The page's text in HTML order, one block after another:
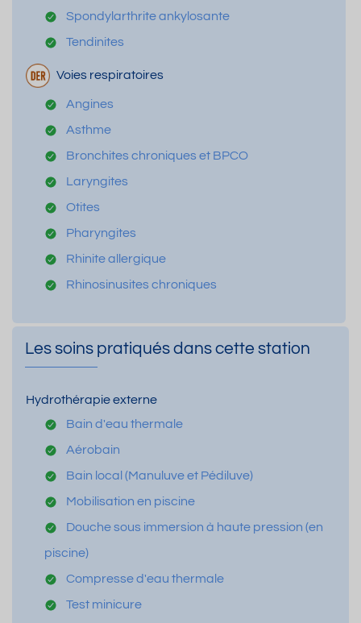
Spondylarthrite ankylosante
Tendinites
Voies respiratoires
Angines
Asthme
Bronchites chroniques et BPCO
Laryngites
Otites
Pharyngites
Rhinite allergique
Rhinosinusites chroniques
Les soins pratiqués dans cette station
Hydrothérapie externe
Bain d'eau thermale
Aérobain
Bain local (Manuluve et Pédiluve)
Mobilisation en piscine
Douche sous immersion à haute pression (en
piscine)
Compresse d'eau thermale
Test minicure